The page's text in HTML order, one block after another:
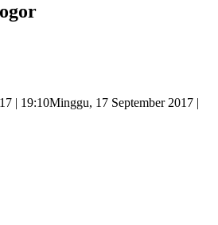
| 19:10Minggu, 17 September 2017 |